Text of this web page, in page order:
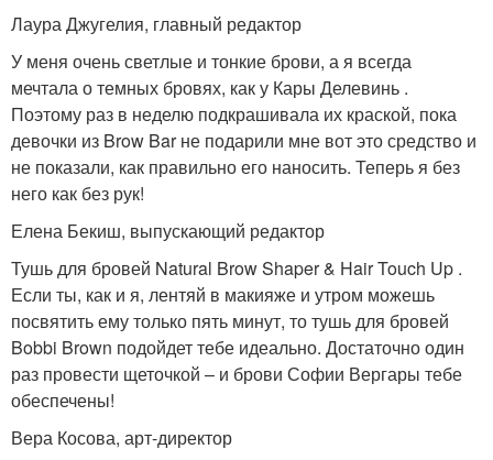
Лаура Джугелия, главный редактор
У меня очень светлые и тонкие брови, а я всегда
мечтала о темных бровях, как у Кары Делевинь .
Поэтому раз в неделю подкрашивала их краской, пока
девочки из Brow Bar не подарили мне вот это средство и
не показали, как правильно его наносить. Теперь я без
него как без рук!
Елена Бекиш, выпускающий редактор
Тушь для бровей Natural Brow Shaper & Hair Touch Up .
Если ты, как и я, лентяй в макияже и утром можешь
посвятить ему только пять минут, то тушь для бровей
Bobbi Brown подойдет тебе идеально. Достаточно один
раз провести щеточкой – и брови Софии Вергары тебе
обеспечены!
Вера Косова, арт-директор